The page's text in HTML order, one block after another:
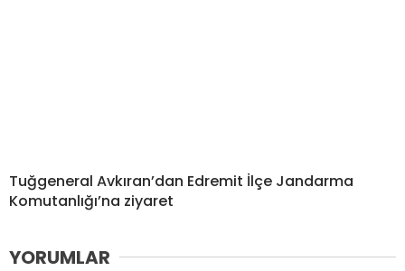
Tuğgeneral Avkıran’dan Edremit İlçe Jandarma
Komutanlığı’na ziyaret
YORUMLAR